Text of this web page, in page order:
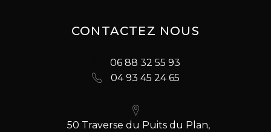
CONTACTEZ NOUS
06 88 32 55 93
04 93 45 24 65
50 Traverse du Puits du Plan,